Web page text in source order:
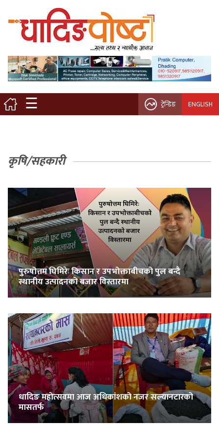
☰
मुख्य पृष्ठ
स्थानीय समाचार
विचार / ब्लग
नगर/गाउँ पालिका
कृषि/सहकारी
साहित्य / संस्कृति
प्रवास
सुचनाहरु
स्वास्थ्य
भिडियो
ट्रेन्डिङ ENGLISH
कृषि/सहकारी
पुरुषोत्तम घिमिरेः किसान र उपभोक्ताबीचको पुल बन्दै
स्थानीय उत्पादनको बजार विस्तारमा
धादिङ महोत्सवमा आज अधिकांशको नजर सल्यानटारको
मासतर्फ